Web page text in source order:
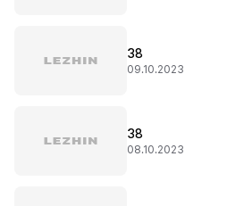
38
09.10.2023
38
08.10.2023